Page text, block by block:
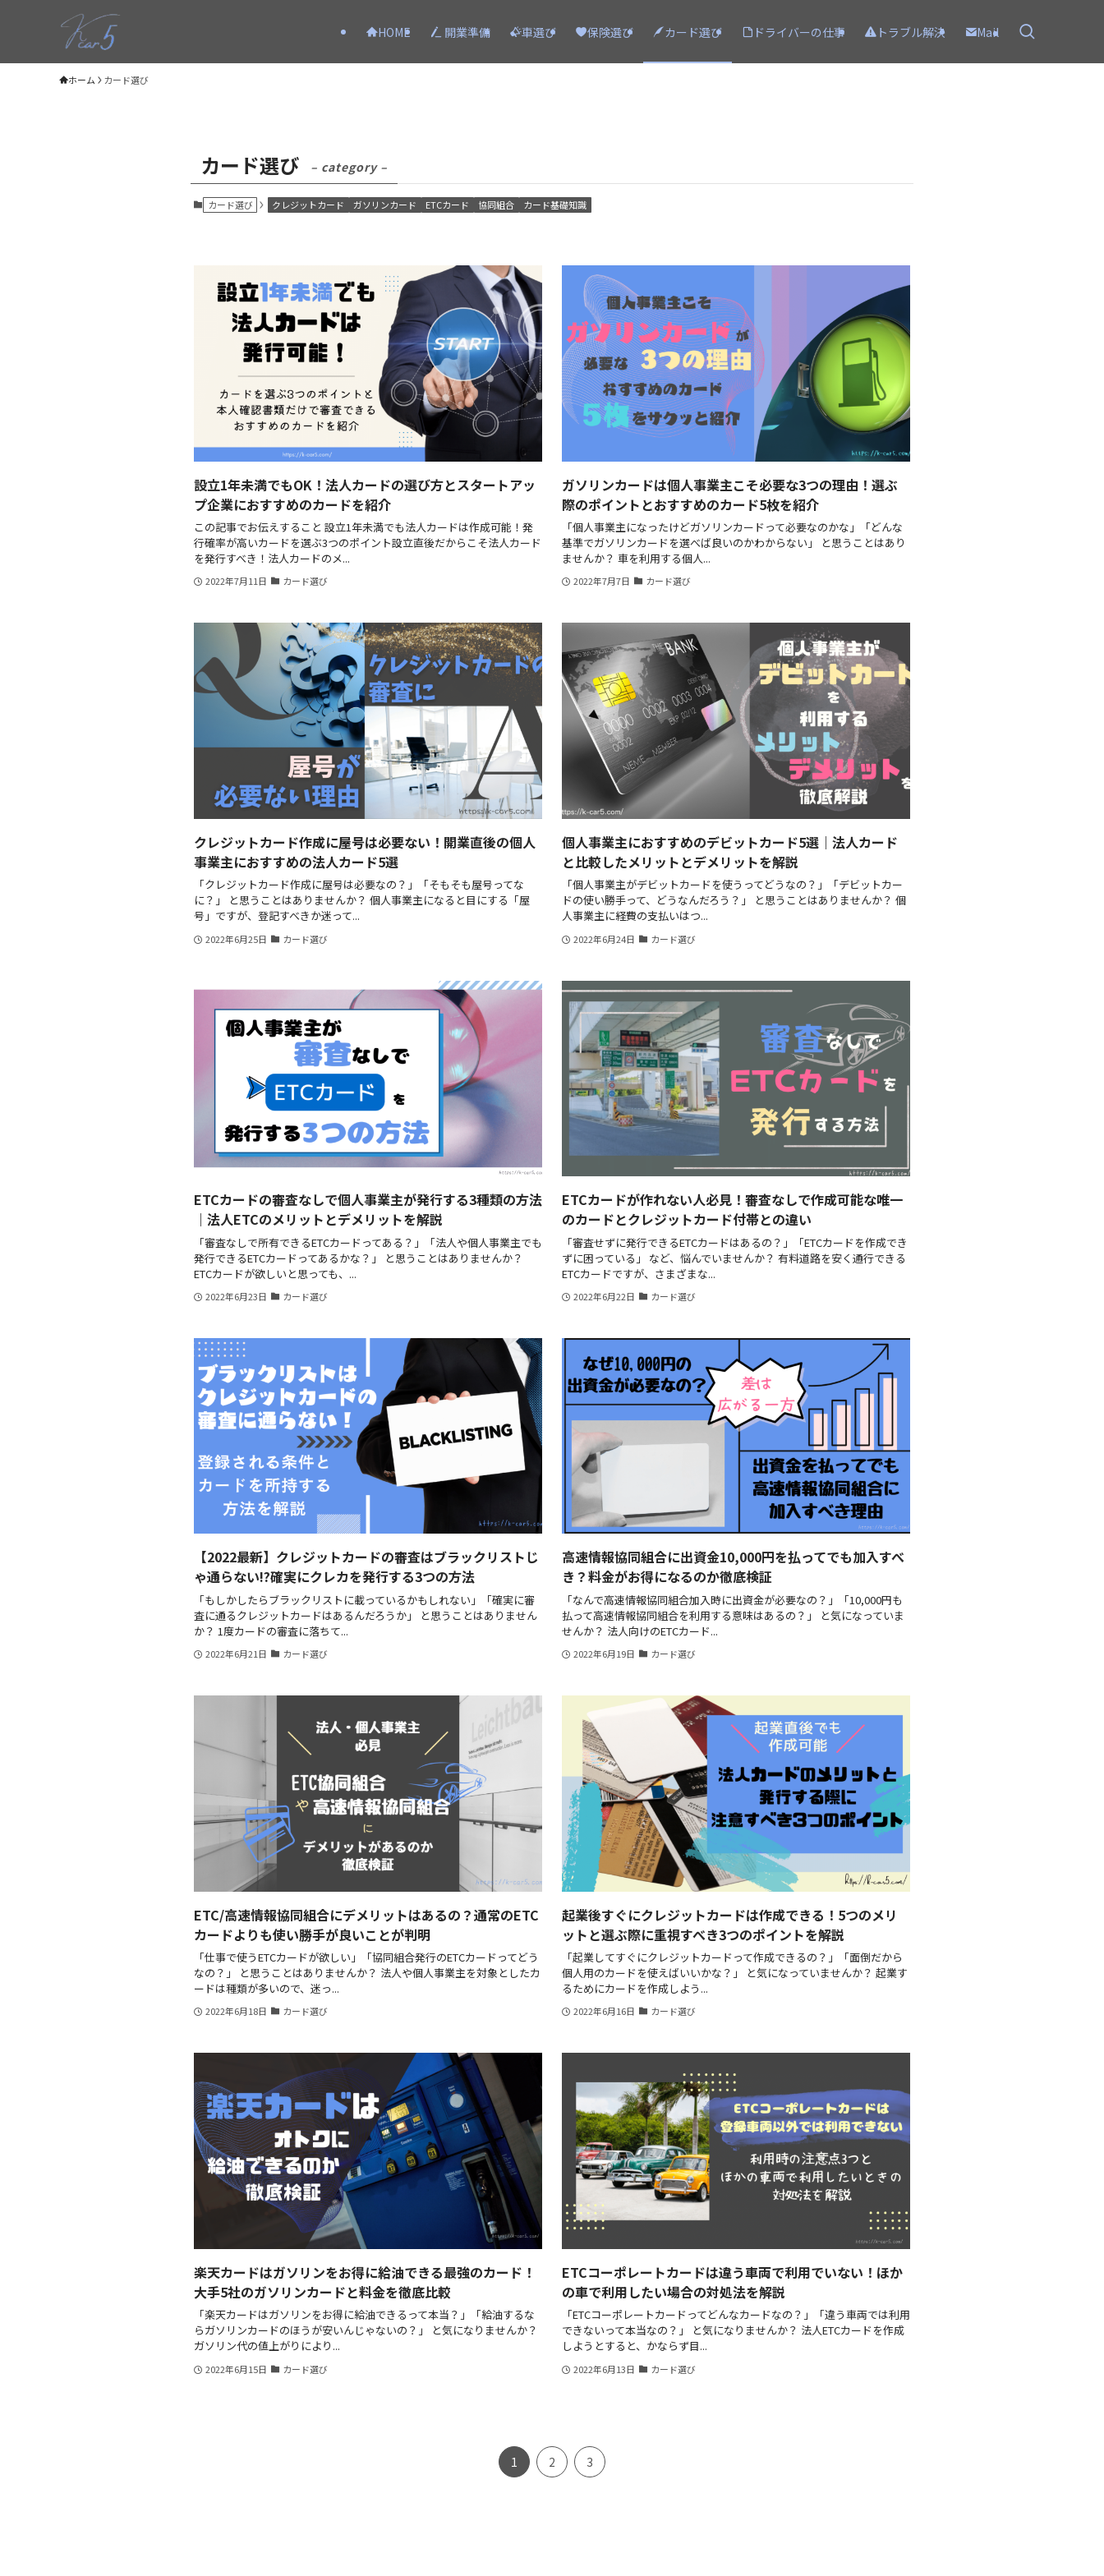
HOME 開業準備 車選び 保険選び カード選び ドライバーの仕事 トラブル解決 Mail
ホーム カード選び
カード選び – category –
カード選び クレジットカード ガソリンカード ETCカード 協同組合 カード基礎知識
設立1年未満でもOK！法人カードの選び方とスタートアッ
プ企業におすすめのカードを紹介
この記事でお伝えすること 設立1年未満でも法人カードは作成可能！発
行確率が高いカードを選ぶ3つのポイント設立直後だからこそ法人カード
を発行すべき！法人カードのメ...
2022年7月11日 カード選び
ガソリンカードは個人事業主こそ必要な3つの理由！選ぶ
際のポイントとおすすめのカード5枚を紹介
「個人事業主になったけどガソリンカードって必要なのかな」「どんな
基準でガソリンカードを選べば良いのかわからない」 と思うことはあり
ませんか？ 車を利用する個人...
2022年7月7日 カード選び
クレジットカード作成に屋号は必要ない！開業直後の個人
事業主におすすめの法人カード5選
「クレジットカード作成に屋号は必要なの？」「そもそも屋号ってな
に？」 と思うことはありませんか？ 個人事業主になると目にする「屋
号」ですが、登記すべきか迷って...
2022年6月25日 カード選び
個人事業主におすすめのデビットカード5選｜法人カード
と比較したメリットとデメリットを解説
「個人事業主がデビットカードを使うってどうなの？」「デビットカー
ドの使い勝手って、どうなんだろう？」 と思うことはありませんか？ 個
人事業主に経費の支払いはつ...
2022年6月24日 カード選び
ETCカードの審査なしで個人事業主が発行する3種類の方法
｜法人ETCのメリットとデメリットを解説
「審査なしで所有できるETCカードってある？」「法人や個人事業主でも
発行できるETCカードってあるかな？」 と思うことはありませんか？
ETCカードが欲しいと思っても、...
2022年6月23日 カード選び
ETCカードが作れない人必見！審査なしで作成可能な唯一
のカードとクレジットカード付帯との違い
「審査せずに発行できるETCカードはあるの？」「ETCカードを作成でき
ずに困っている」 など、悩んでいませんか？ 有料道路を安く通行できる
ETCカードですが、さまざまな...
2022年6月22日 カード選び
【2022最新】クレジットカードの審査はブラックリストじ
ゃ通らない!?確実にクレカを発行する3つの方法
「もしかしたらブラックリストに載っているかもしれない」「確実に審
査に通るクレジットカードはあるんだろうか」 と思うことはありません
か？ 1度カードの審査に落ちて...
2022年6月21日 カード選び
高速情報協同組合に出資金10,000円を払ってでも加入すべ
き？料金がお得になるのか徹底検証
「なんで高速情報協同組合加入時に出資金が必要なの？」「10,000円も
払って高速情報協同組合を利用する意味はあるの？」 と気になっていま
せんか？ 法人向けのETCカード...
2022年6月19日 カード選び
ETC/高速情報協同組合にデメリットはあるの？通常のETC
カードよりも使い勝手が良いことが判明
「仕事で使うETCカードが欲しい」「協同組合発行のETCカードってどう
なの？」 と思うことはありませんか？ 法人や個人事業主を対象としたカ
ードは種類が多いので、迷っ...
2022年6月18日 カード選び
起業後すぐにクレジットカードは作成できる！5つのメリ
ットと選ぶ際に重視すべき3つのポイントを解説
「起業してすぐにクレジットカードって作成できるの？」「面倒だから
個人用のカードを使えばいいかな？」 と気になっていませんか？ 起業す
るためにカードを作成しよう...
2022年6月16日 カード選び
楽天カードはガソリンをお得に給油できる最強のカード！
大手5社のガソリンカードと料金を徹底比較
「楽天カードはガソリンをお得に給油できるって本当？」「給油するな
らガソリンカードのほうが安いんじゃないの？」 と気になりませんか？
ガソリン代の値上がりにより...
2022年6月15日 カード選び
ETCコーポレートカードは違う車両で利用でいない！ほか
の車で利用したい場合の対処法を解説
「ETCコーポレートカードってどんなカードなの？」「違う車両では利用
できないって本当なの？」 と気になりませんか？ 法人ETCカードを作成
しようとすると、かならず目...
2022年6月13日 カード選び
1 2 3